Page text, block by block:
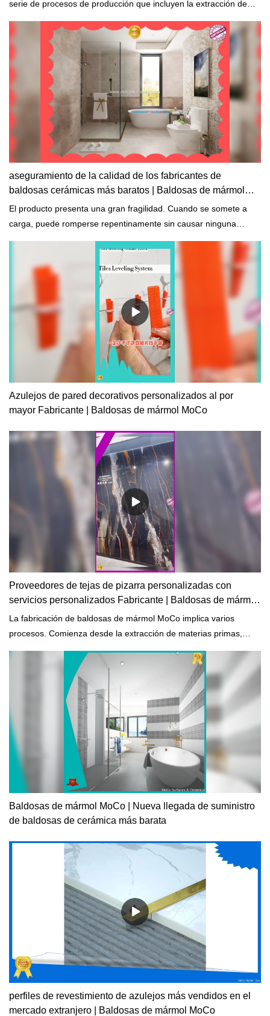
serie de procesos de producción que incluyen la extracción de
el corte.
aseguramiento de la calidad de los fabricantes de
baldosas cerámicas más baratos | Baldosas de mármol
MoCo
El producto presenta una gran fragilidad. Cuando se somete a
carga, puede romperse repentinamente sin causar ninguna
Azulejos de pared decorativos personalizados al por
mayor Fabricante | Baldosas de mármol MoCo
Proveedores de tejas de pizarra personalizadas con
servicios personalizados Fabricante | Baldosas de mármol
MoCo
La fabricación de baldosas de mármol MoCo implica varios
procesos. Comienza desde la extracción de materias primas,
mezcla y precalentamiento, calentamiento, enfriamiento y
Baldosas de mármol MoCo | Nueva llegada de suministro
de baldosas de cerámica más barata
perfiles de revestimiento de azulejos más vendidos en el
mercado extranjero | Baldosas de mármol MoCo